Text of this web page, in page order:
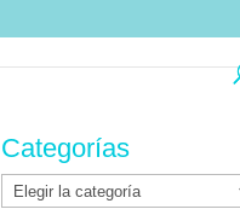
Categorías
Categorías